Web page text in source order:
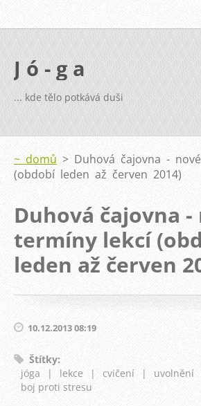
J ó - g a
... kde tělo potkává duši
~ domů > Duhová čajovna -
(období leden až červen 2014)
Duhová čajovna -
termíny lekcí
leden až červen
10.12.2013 08:19
Štítky:
jóga
| lekce | cvičení | uvolnění
boj proti stresu